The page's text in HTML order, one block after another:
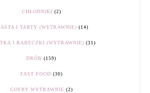
CHŁODNIKI (2)
I TARTY (WYTRAWNIE) (14)
I BABECZKI (WYTRAWNIE) (31)
DRÓB (159)
FAST FOOD (30)
GOFRY WYTRAWNIE (2)